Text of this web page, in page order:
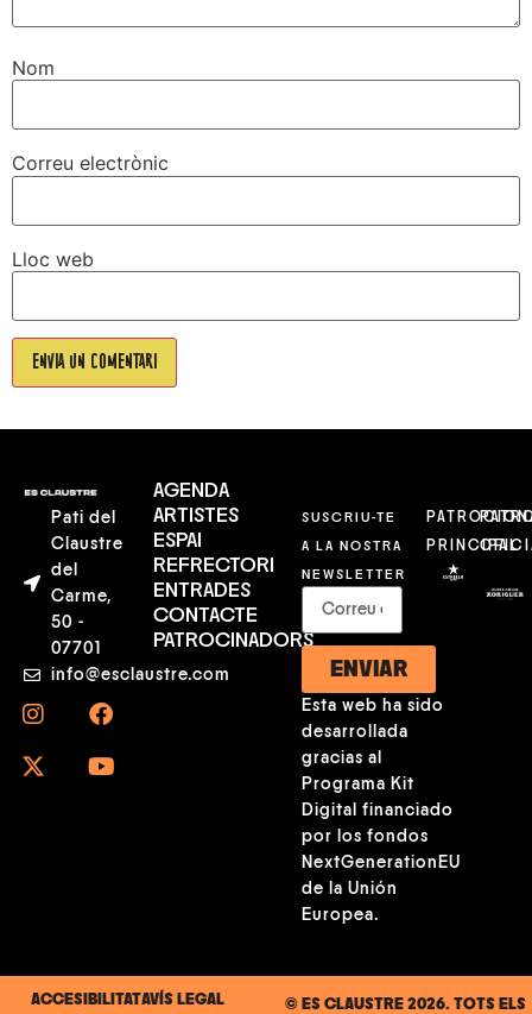
Nom
Correu electrònic
Lloc web
Pati del
Claustre
del
Carme,
50 -
07701
info@esclaustre.com
AGENDA
ARTISTES
ESPAI
REFRECTORI
ENTRADES
CONTACTE
PATROCINADORS
SUSCRIU-TE
A LA NOSTRA
NEWSLETTER
ENVIAR
Esta web ha sido
desarrollada
gracias al
Programa Kit
Digital financiado
por los fondos
NextGenerationEU
de la Unión
Europea.
PRINCIPAL
© ES CLAUSTRE 2026. TOTS ELS
ACCESIBILITATAVÍS LEGAL